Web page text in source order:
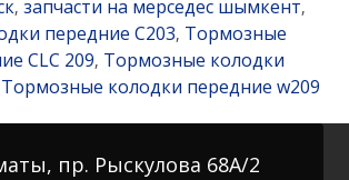
, запчасти на мерседес шымкент,
передние C203, Тормозные
CLC 209, Тормозные колодки
Тормозные колодки передние w209
пр. Рыскулова 68А/2